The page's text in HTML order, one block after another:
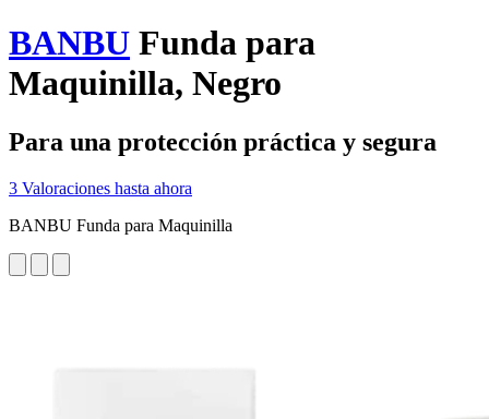
BANBU Funda para
Maquinilla, Negro
Para una protección práctica y segura
3 Valoraciones hasta ahora
BANBU Funda para Maquinilla